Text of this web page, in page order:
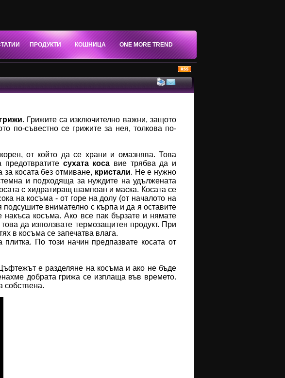
ПРОДУКТИ КОШНИЦА ONE MORE TREND
грижи. Грижите са изключително важни, защото
по-съвестно се грижите за нея, толкова по-
от който да се храни и омазнява. Това
сухата коса вие трябва да и
за косата без отмиване, кристали. Не е нужно
и подходяща за нуждите на удължената
с хидратиращ шампоан и маска. Косата се
на косъма - от горе на долу (от началото на
внимателно с кърпа и да я оставите
накъса косъма. Ако все пак бързате и нямате
да използвате термозащитен продукт. При
в косъма се запечатва влага.
По този начин предпазвате косата от
е разделяне на косъма и ако не бъде
добрата грижа се изплаща във времето.
собствена.